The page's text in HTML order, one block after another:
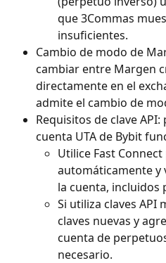
que 3Commas
insuficientes.
Cambio de modo de
cambiar entre Margen
directamente en el
admite el cambio de
Requisitos de clave
cuenta UTA de Bybit
Utilice Fast
automáticamente y
la cuenta, incluidos
Si utiliza claves API
claves nuevas y
cuenta de
necesario.